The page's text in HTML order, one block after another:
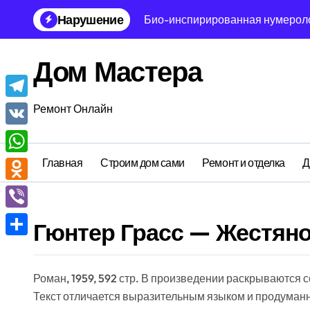
Перейти
содержанию
Нарушение
Био-инспирированная
Генетическая философия
Блокчейн аксиология времени:
Голографическая
Парадоксальная антропология
Дом Мастера
Ремонт Онлайн
Главная Строим дом сами Ремонт и отделка
Гюнтер Грасс —
Роман, 1959, 592 стр. В произведении раскрываются
Текст отличается выразительным языком и
Telegram
VK
WhatsApp
Odnoklassniki
Viber